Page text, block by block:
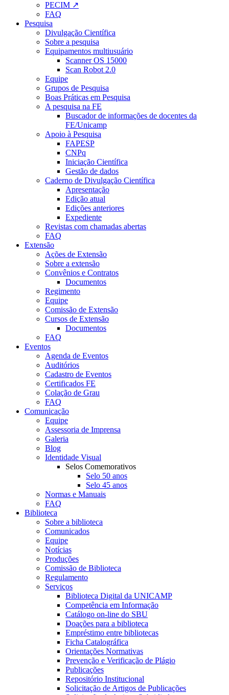
PECIM ↗
FAQ
Pesquisa
Divulgação Científica
Sobre a pesquisa
Equipamentos multiusuário
Scanner OS 15000
Scan Robot 2.0
Equipe
Grupos de Pesquisa
Boas Práticas em Pesquisa
A pesquisa na FE
Buscador de informações de docentes da
FE/Unicamp
Apoio à Pesquisa
FAPESP
CNPq
Iniciação Científica
Gestão de dados
Caderno de Divulgação Científica
Apresentação
Edição atual
Edições anteriores
Expediente
Revistas com chamadas abertas
FAQ
Extensão
Ações de Extensão
Sobre a extensão
Convênios e Contratos
Documentos
Regimento
Equipe
Comissão de Extensão
Cursos de Extensão
Documentos
FAQ
Eventos
Agenda de Eventos
Auditórios
Cadastro de Eventos
Certificados FE
Colação de Grau
FAQ
Comunicação
Equipe
Assessoria de Imprensa
Galeria
Blog
Identidade Visual
Selos Comemorativos
Selo 50 anos
Selo 45 anos
Normas e Manuais
FAQ
Biblioteca
Sobre a biblioteca
Comunicados
Equipe
Notícias
Produções
Comissão de Biblioteca
Regulamento
Serviços
Biblioteca Digital da UNICAMP
Competência em Informação
Catálogo on-line do SBU
Doações para a biblioteca
Empréstimo entre bibliotecas
Ficha Catalográfica
Orientações Normativas
Prevenção e Verificação de Plágio
Publicações
Repositório Institucional
Solicitação de Artigos de Publicações